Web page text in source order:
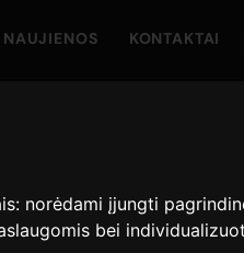
norėdami įjungti
bei
NAUJIENOS KONTAKTAI
Only Hits